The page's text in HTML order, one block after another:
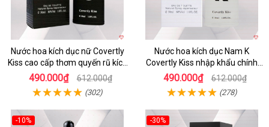
Nước hoa kích dục nữ Covertly
Kiss cao cấp thơm quyến rũ kích
thích phái đẹp
490.000₫ 612.000₫
(302)
Nước hoa kích dục Nam K
Covertly Kiss nhập khẩu chính
hãng
490.000₫ 612.000₫
(278)
-10%
-30%